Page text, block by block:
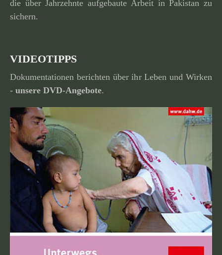
die über Jahrzehnte aufge­baute Arbeit in Pakistan zu
sichern.
VIDEOTIPPS
Dokumentationen berichten über ihr Leben und Wirken
- unsere DVD-Angebote.